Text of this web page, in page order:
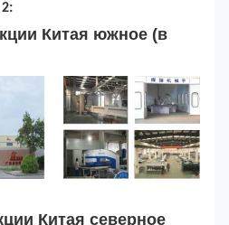
Китая южное (в
Китая северное